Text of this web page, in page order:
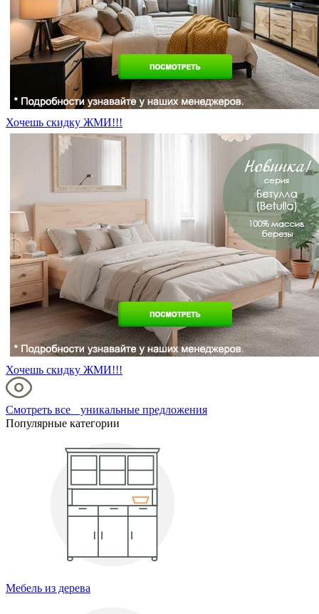
Хочешь скидку ЖМИ!!!
Хочешь скидку ЖМИ!!!
Смотреть все уникальные предложения
Популярные категории
Мебель из дерева